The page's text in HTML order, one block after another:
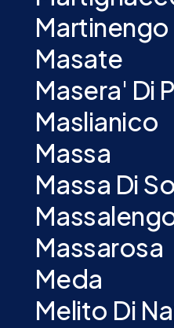
Martinengo
Masate
Masera' Di
Maslianico
Massa
Massa Di
Massarosa
Meda
Melito Di